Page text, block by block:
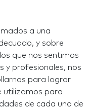
a una
y sobre
que nos sentimos
y profesionales, nos
para lograr
utilizamos para
de cada uno de